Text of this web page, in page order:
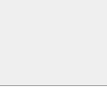
Поиск